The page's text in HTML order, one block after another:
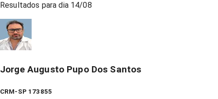
Resultados para dia 14/08
Jorge Augusto Pupo Dos Santos
CRM-SP 173855